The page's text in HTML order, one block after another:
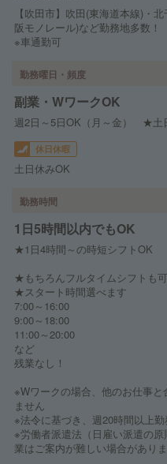
【吹田市】吹田(東海道本線)・
阪モノレール)など勤務地多数！
※車通勤可
勤務曜日・頻度
副業・WワークOK
週2日～5日OK（月～金） ★土
休日休暇
土日休みOK
勤務時間
1日5時間以内でもOK
★1日4時間～の時短シフトOK
★もちろんフルタイムシフトも
★スタート時間選べます
7:00～16:00
9:00～18:00
11:00～20:00
など
残業なし！
※Wワークの場合、他のお仕事
ません
※法令に基づき、週20時間以上
※労働者派遣法（日雇い派遣の
業はご案内が難しい場合があり